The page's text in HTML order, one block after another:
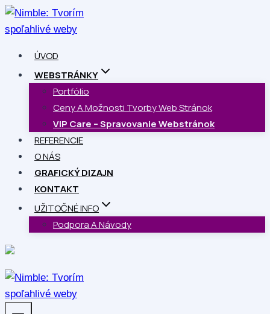
ÚVOD
WEBSTRÁNKY
Portfólio
Ceny A Možnosti Tvorby Web Stránok
VIP Care – Spravovanie Webstránok
REFERENCIE
O NÁS
GRAFICKÝ DIZAJN
KONTAKT
UŽITOČNÉ INFO
Podpora A Návody